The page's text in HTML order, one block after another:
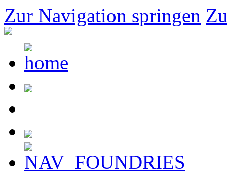
Zur Navigation springen